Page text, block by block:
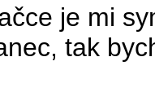
je mi
tak